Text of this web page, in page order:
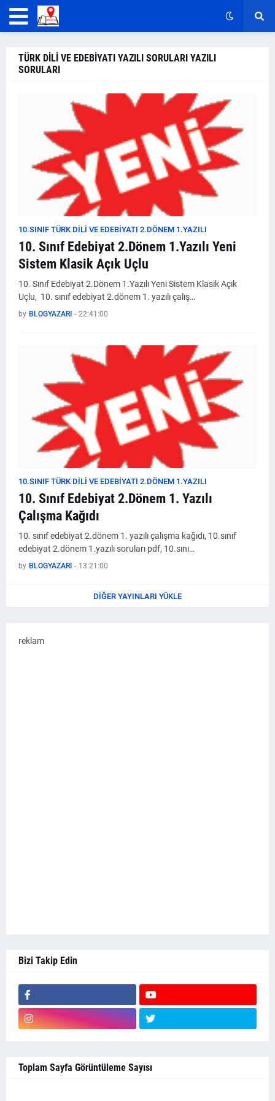
TÜRK DİLİ VE EDEBİYATI YAZILI SORULARI YAZILI
SORULARI
10.SINIF TÜRK DİLİ VE EDEBİYATI 2.DÖNEM 1.YAZILI
10. Sınıf Edebiyat 2.Dönem 1.Yazılı Yeni
Sistem Klasik Açık Uçlu
10. Sınıf Edebiyat 2.Dönem 1.Yazılı Yeni Sistem Klasik Açık
Uçlu, 10. sınıf edebiyat 2.dönem 1. yazılı çalış…
by BLOGYAZARI - 22:41:00
10.SINIF TÜRK DİLİ VE EDEBİYATI 2.DÖNEM 1.YAZILI
10. Sınıf Edebiyat 2.Dönem 1. Yazılı
Çalışma Kağıdı
10. sınıf edebiyat 2.dönem 1. yazılı çalışma kağıdı, 10.sınıf
edebiyat 2.dönem 1.yazılı soruları pdf, 10.sını…
by BLOGYAZARI - 13:21:00
DIĞER YAYINLARI YÜKLE
reklam
Bizi Takip Edin
Toplam Sayfa Görüntüleme Sayısı